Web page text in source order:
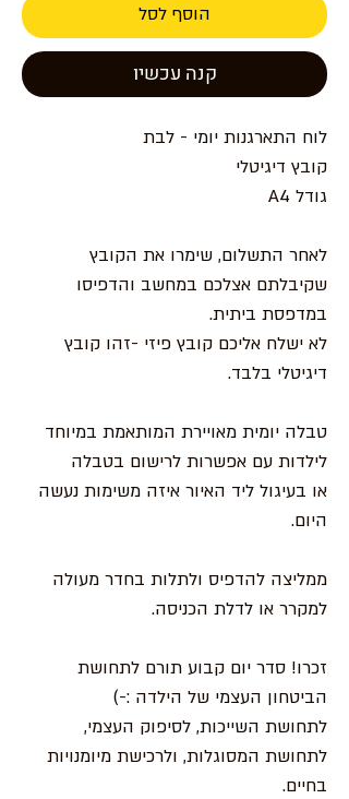
הוסף לסל
קנה עכשיו
לוח התארגנות יומי - לבת
קובץ דיגיטלי
גודל A4
לאחר התשלום, שימרו את הקובץ
שקיבלתם אצלכם במחשב והדפיסו
במדפסת ביתית.
לא ישלח אליכם קובץ פיזי -זהו קובץ
דיגיטלי בלבד.
טבלה יומית מאויירת המותאמת במיוחד
לילדות עם אפשרות לרישום בטבלה
או בעיגול ליד האיור איזה משימות נעשה
היום.
ממליצה להדפיס ולתלות בחדר מעולה
למקרר או לדלת הכניסה.
זכרו! סדר יום קבוע תורם לתחושת
הביטחון העצמי של הילדה :-)
לתחושת השייכות, לסיפוק העצמי,
לתחושת המסוגלות, ולרכישת מיומנויות
בחיים.